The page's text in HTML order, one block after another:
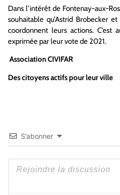
Dans l’intérêt de Fontenay-aux-
souhaitable qu’Astrid Brobecker
coordonnent leurs actions. C’est
exprimée par leur vote de 2021.
Association CIVIFAR
Des citoyens actifs pour leur ville
S’abonner